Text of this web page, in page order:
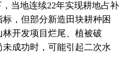
当地连续22年实现耕地占补
，但部分新造田块耕种困
开发项目烂尾、植被破
成功时，可能引起二次水